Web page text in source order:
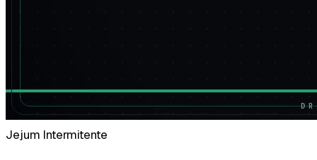
Jejum Intermitente